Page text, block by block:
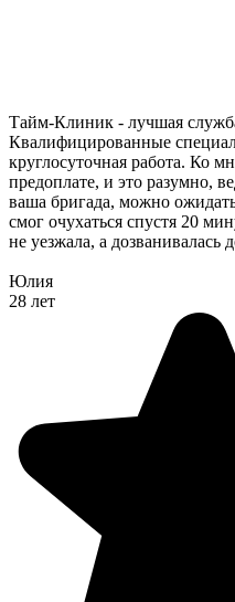
Тайм-Клиник - лучшая
Квалифицированные
круглосуточная работа. Ко
предоплате, и это разумно,
ваша бригада, можно
смог очухаться спустя 20
не уезжала, а дозванивалась
Юлия
28 лет